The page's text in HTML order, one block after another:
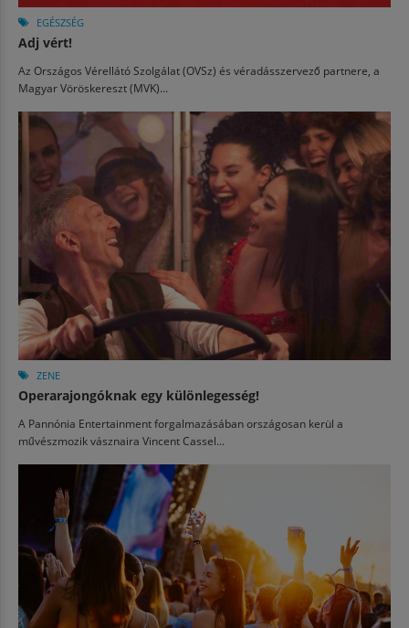
EGÉSZSÉG
Adj vért!
Az Országos Vérellátó Szolgálat (OVSz) és véradásszervező partnere, a
Magyar Vöröskereszt (MVK)...
ZENE
Operarajongóknak egy különlegesség!
A Pannónia Entertainment forgalmazásában országosan kerül a
művészmozik vásznaira Vincent Cassel...